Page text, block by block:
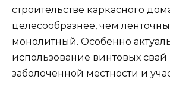
строительстве каркасного
целесообразнее, чем
монолитный. Особенно
использование винтовых свай
заболоченной местности и